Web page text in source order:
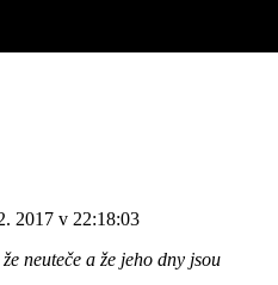
2017 v 22:18:03
neuteče a že jeho dny jsou